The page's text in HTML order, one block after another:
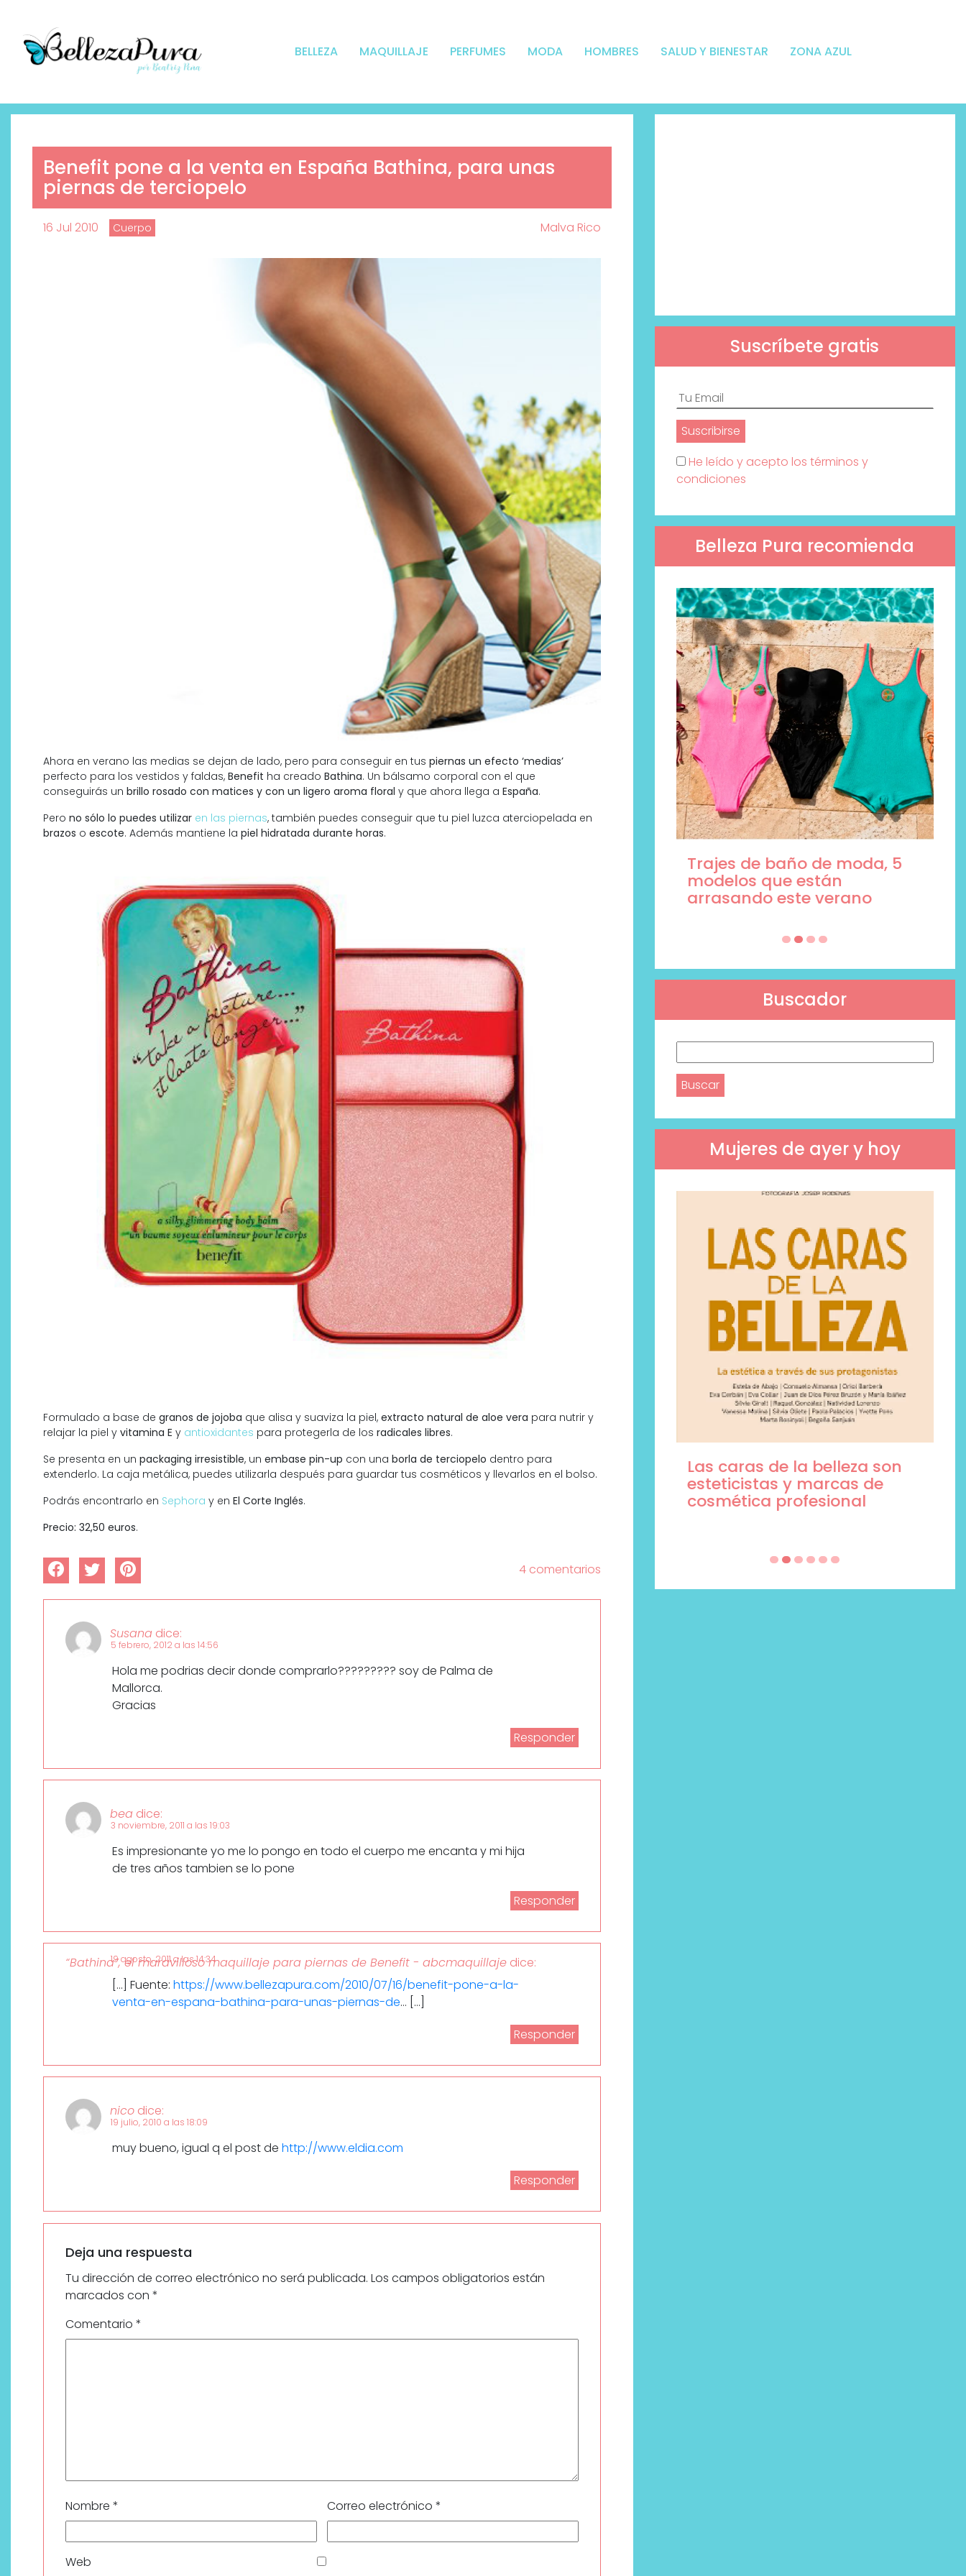
BELLEZA MAQUILLAJE PERFUMES MODA HOMBRES SALUD Y BIENESTAR ZONA AZUL
Benefit pone a la venta en España Bathina, para unas
piernas de terciopelo
16 Jul 2010 Cuerpo Malva Rico
Ahora en verano las medias se dejan de lado, pero para conseguir en tus piernas un efecto ‘medias’
perfecto para los vestidos y faldas, Benefit ha creado Bathina. Un bálsamo corporal con el que
conseguirás un brillo rosado con matices y con un ligero aroma floral y que ahora llega a España.
Pero no sólo lo puedes utilizar en las piernas, también puedes conseguir que tu piel luzca aterciopelada en
brazos o escote. Además mantiene la piel hidratada durante horas.
Formulado a base de granos de jojoba que alisa y suaviza la piel, extracto natural de aloe vera para nutrir y
relajar la piel y vitamina E y antioxidantes para protegerla de los radicales libres.
Se presenta en un packaging irresistible, un embase pin-up con una borla de terciopelo dentro para
extenderlo. La caja metálica, puedes utilizarla después para guardar tus cosméticos y llevarlos en el bolso.
Podrás encontrarlo en Sephora y en El Corte Inglés.
Precio: 32,50 euros.
4 comentarios
Susana dice:
5 febrero, 2012 a las 14:56
Hola me podrias decir donde comprarlo????????? soy de Palma de
Mallorca.
Gracias
Responder
bea dice:
3 noviembre, 2011 a las 19:03
Es impresionante yo me lo pongo en todo el cuerpo me encanta y mi hija
de tres años tambien se lo pone
Responder
“Bathina”, el maravilloso maquillaje para piernas de Benefit - abcmaquillaje dice:
19 agosto, 2011 a las 14:34
[…] Fuente: https://www.bellezapura.com/2010/07/16/benefit-pone-a-la-
venta-en-espana-bathina-para-unas-piernas-de… […]
Responder
nico dice:
19 julio, 2010 a las 18:09
muy bueno, igual q el post de http://www.eldia.com
Responder
Deja una respuesta
Tu dirección de correo electrónico no será publicada. Los campos obligatorios están
marcados con *
Comentario *
Nombre * Correo electrónico*
Web
Suscríbete gratis
He leído y acepto los términos y
condiciones
Belleza Pura recomienda
profesional va desde las
cabinas a tu rutina diaria
Trajes de baño de moda, 5
modelos que están
arrasando este verano
Buscador
Mujeres de ayer y hoy
¿Qué revelan las zapatillas
de Alexia Putellas para Nike
sobre la nueva era del
objeto-artista?
Labeau Organic continúa
apostando por la cosmética
Las caras de la belleza son
esteticistas y marcas de
cosmética profesional